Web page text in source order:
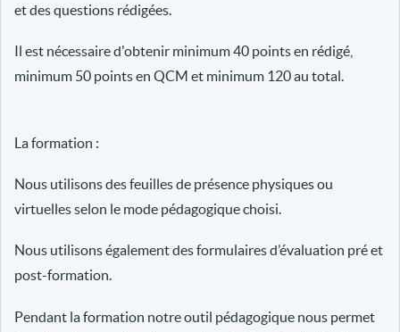
et des questions rédigées.
Il est nécessaire d'obtenir minimum 40 points en rédigé,
minimum 50 points en QCM et minimum 120 au total.
La formation :
Nous utilisons des feuilles de présence physiques ou
virtuelles selon le mode pédagogique choisi.
Nous utilisons également des formulaires d’évaluation pré et
post-formation.
Pendant la formation notre outil pédagogique nous permet